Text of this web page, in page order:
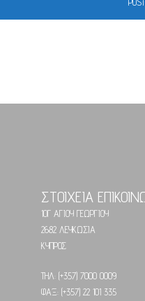
ΣΤΟΙΧΕΙΑ
10Γ ΑΓΙΟΥ ΓΕΩΡΓΙΟΥ
2682 ΛΕΥΚΩΣΙΑ
ΚΥΠΡΟΣ
ΤΗΛ: (+357) 7000 0009
ΦΑΞ: (+357) 22 101 335